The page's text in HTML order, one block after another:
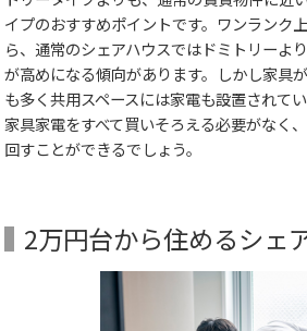
イプのおすすめポイントです。ワンランク
ら、通常のシェアハウスではドミトリーよ
が高めになる傾向があります。しかし家具
も多く共用スペースには家電も設置されて
家具家電をすべて買いそろえる必要がなく
回すことができるでしょう。
2万円台から住めるシェ